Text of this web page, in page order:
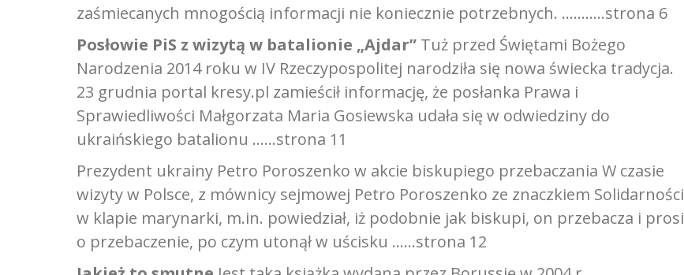
zaśmiecanych mnogością informacji nie koniecznie potrzebnych. ………..strona 6
Posłowie PiS z wizytą w batalionie „Ajdar” Tuż przed Świętami Bożego
Narodzenia 2014 roku w IV Rzeczypospolitej narodziła się nowa świecka tradycja.
23 grudnia portal kresy.pl zamieścił informację, że posłanka Prawa i
Sprawiedliwości Małgorzata Maria Gosiewska udała się w odwiedziny do
ukraińskiego batalionu ……strona 11
Prezydent ukrainy Petro Poroszenko w akcie biskupiego przebaczania W czasie
wizyty w Polsce, z mównicy sejmowej Petro Poroszenko ze znaczkiem Solidarności
w klapie marynarki, m.in. powiedział, iż podobnie jak biskupi, on przebacza i prosi
o przebaczenie, po czym utonął w uścisku ……strona 12